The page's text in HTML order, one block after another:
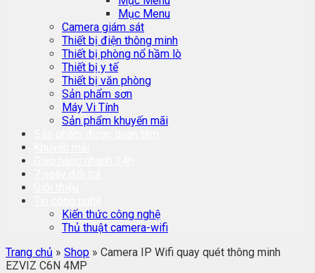
Mục Menu
Camera giám sát
Thiết bị điện thông minh
Thiết bị phòng nổ hầm lò
Thiết bị y tế
Thiết bị văn phòng
Sản phẩm sơn
Máy Vi Tính
Sản phẩm khuyến mãi
Kiến thức công nghệ
Thủ thuật camera-wifi
Trang chủ » Shop » Camera IP Wifi quay quét thông minh
EZVIZ C6N 4MP